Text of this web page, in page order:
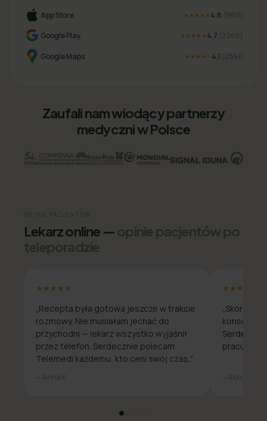
App Store ★★★★★ 4,8 (960
Google Play
★★★★★ 4,7 (3266
Google Maps ★★★★ 4,1 (2851
Zaufali nam wiodący partnerzy
medyczni w Polsce
OPINIE PACJENTÓW
Lekarz online —opinie pacjentów po
teleporadzie
★★★★★
„Recepta była gotowa jeszcze w trakcie
rozmowy. Nie musiałam jechać do
przychodni — lekarz wszystko wyjaśnił
przez telefon. Serdecznie polecam
Telemedi każdemu, kto ceni swój czas."
— Anna K.
★★★★★
pracuje
— Marcin W.